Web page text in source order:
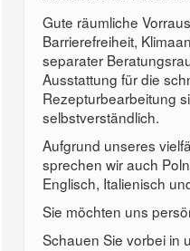
Gute räumliche
Barrierefreiheit,
separater
Ausstattung für die
Rezepturbearbeitung
selbstverständlich.
Aufgrund unseres
sprechen wir auch
Englisch, Italienisch
Sie möchten uns
Schauen Sie vorbei in